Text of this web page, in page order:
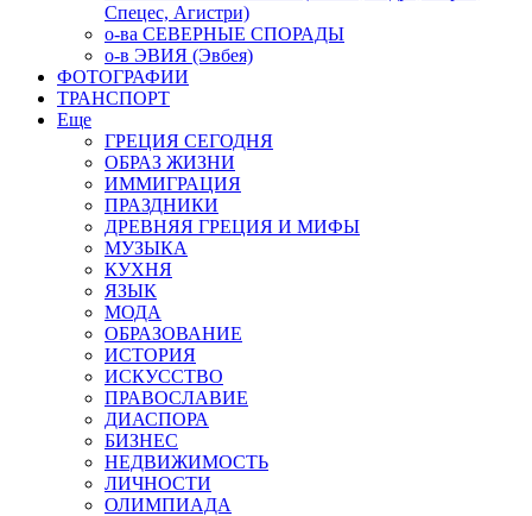
Спецес, Агистри)
о-ва СЕВЕРНЫЕ СПОРАДЫ
о-в ЭВИЯ (Эвбея)
ФОТОГРАФИИ
ТРАНСПОРТ
Еще
ГРЕЦИЯ СЕГОДНЯ
ОБРАЗ ЖИЗНИ
ИММИГРАЦИЯ
ПРАЗДНИКИ
ДРЕВНЯЯ ГРЕЦИЯ И МИФЫ
МУЗЫКА
КУХНЯ
ЯЗЫК
МОДА
ОБРАЗОВАНИЕ
ИСТОРИЯ
ИСКУССТВО
ПРАВОСЛАВИЕ
ДИАСПОРА
БИЗНЕС
НЕДВИЖИМОСТЬ
ЛИЧНОСТИ
ОЛИМПИАДА